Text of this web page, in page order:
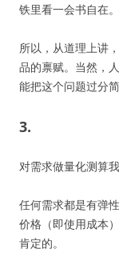
铁里看一会书自在。
所以，从道理上讲
品的禀赋。当然，
能把这个问题过分简
3.
对需求做量化测算
任何需求都是有弹
价格（即使用成本
肯定的。